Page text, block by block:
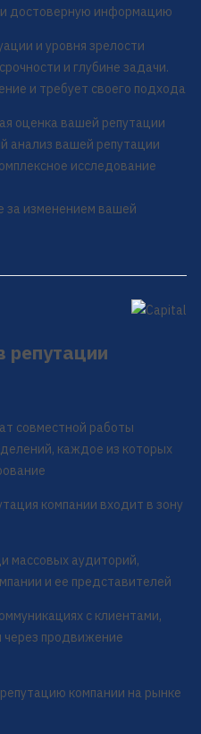
достоверную информацию
и уровня зрелости
и глубине задачи.
и требует своего подхода
оценка вашей репутации
анализ вашей репутации
исследование
за изменением вашей
репутации
совместной работы
каждое из которых
компании входит в зону
массовых аудиторий,
и ее представителей
с клиентами,
продвижение
компании на рынке